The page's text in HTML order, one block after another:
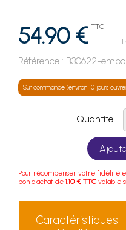
54.90 € TTC
Référence : B30622-
Sur commande (environ 10 jours
Quantité
Pour récompenser votre fidélité
bon d'achat de 1.10 € TTC valable
Caractéristiques